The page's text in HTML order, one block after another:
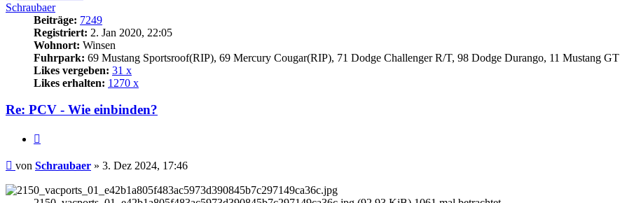
Schraubaer
Beiträge: 7249
Registriert: 2. Jan 2020, 22:05
Wohnort: Winsen
Fuhrpark: 69 Mustang Sportsroof(RIP), 69 Mercury Cougar(RIP), 71 Dodge Challenger R/T, 98 Dodge Durango, 11 Mustang GT
Likes vergeben: 31 x
Likes erhalten: 1270 x
Re: PCV - Wie einbinden?
Beitrag
von Schraubaer » 3. Dez 2024, 17:46